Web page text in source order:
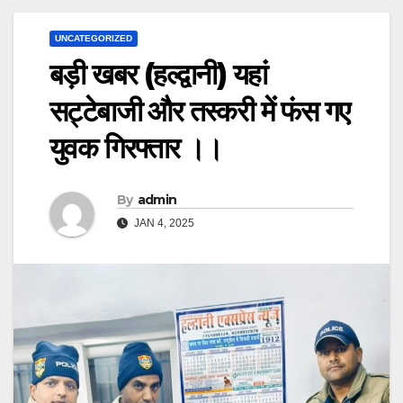
UNCATEGORIZED
बड़ी खबर (हल्द्वानी) यहां
सट्टेबाजी और तस्करी में फंस गए
युवक गिरफ्तार ।।
By admin
JAN 4, 2025